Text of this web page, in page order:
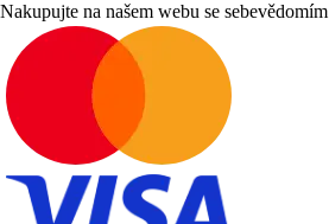
Nakupujte na našem webu se sebevědomím